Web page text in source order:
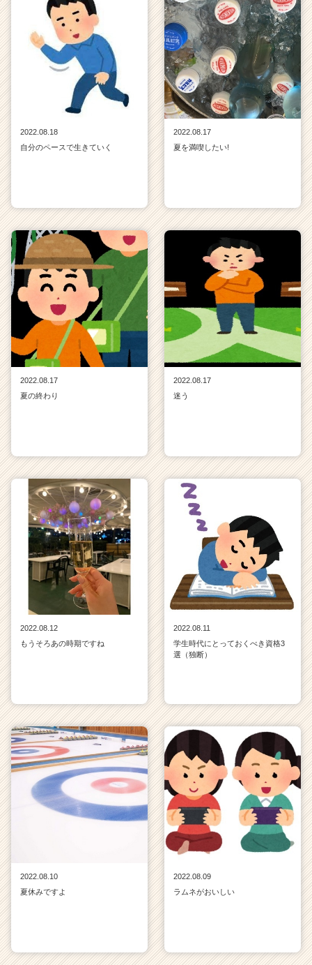
2022.08.18
自分のペースで生きていく
2022.08.17
夏を満喫したい!
2022.08.17
夏の終わり
2022.08.17
迷う
2022.08.12
もうそろあの時期ですね
2022.08.11
学生時代にとっておくべき資格3
選（独断）
2022.08.10
夏休みですよ
2022.08.09
ラムネがおいしい